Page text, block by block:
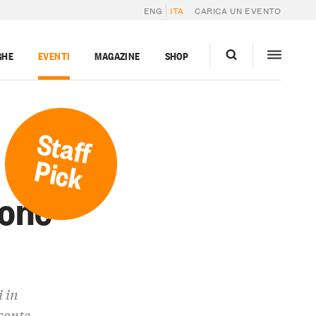
ENG ITA CARICA UN EVENTO
EVENTI MAGAZINE SHOP
Staff
Pick
in